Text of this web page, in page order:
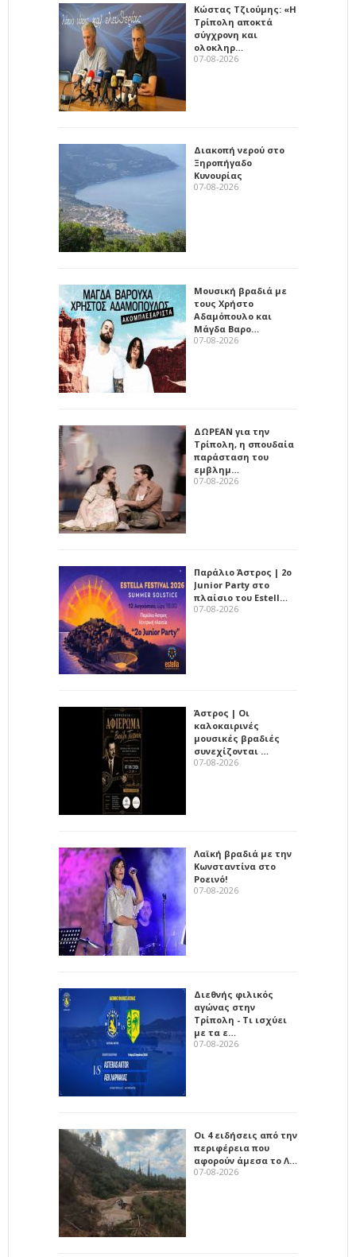
Κώστας Τζιούμης: «Η
Τρίπολη αποκτά
σύγχρονη και
ολοκληρ…
07-08-2026
Διακοπή νερού στο
Ξηροπήγαδο
Κυνουρίας
07-08-2026
Μουσική βραδιά με
τους Χρήστο
Αδαμόπουλο και
Μάγδα Βαρο…
07-08-2026
ΔΩΡΕΑΝ για την
Τρίπολη, η σπουδαία
παράσταση του
εμβλημ…
07-08-2026
Παράλιο Άστρος | 2ο
Junior Party στο
πλαίσιο του Estell…
07-08-2026
Άστρος | Οι
καλοκαιρινές
μουσικές βραδιές
συνεχίζονται …
07-08-2026
Λαϊκή βραδιά με την
Κωνσταντίνα στο
Ροεινό!
07-08-2026
Διεθνής φιλικός
αγώνας στην
Τρίπολη - Τι ισχύει
με τα ε…
07-08-2026
Οι 4 ειδήσεις από την
περιφέρεια που
αφορούν άμεσα το Λ…
07-08-2026